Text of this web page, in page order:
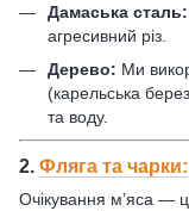
Дамаська сталь:
агресивний різ.
Дерево: Ми
(карельська
та воду.
2. Фляга та чарки:
Очікування м’яса —